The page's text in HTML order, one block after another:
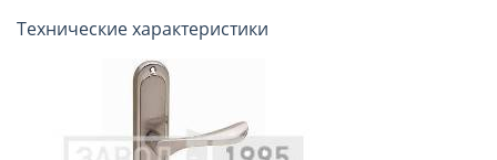
Технические характеристики